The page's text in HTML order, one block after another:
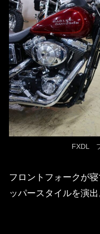
FXDL
フロントフォークが
ッパースタイルを演出